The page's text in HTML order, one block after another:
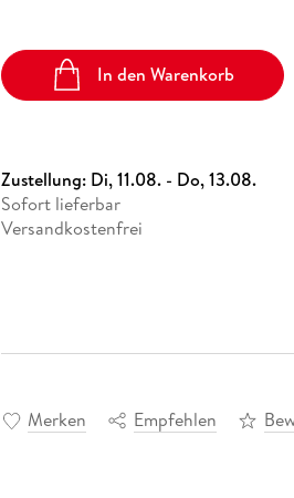
In den Warenkorb
Zustellung: Di, 11.08. - Do, 13.08.
Sofort lieferbar
Versandkostenfrei
Merken Empfehlen